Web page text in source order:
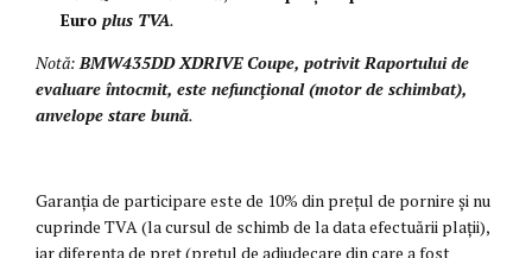
Euro plus TVA.
Notă:BMW435DD XDRIVE Coupe, potrivit Raportului de
evaluare întocmit, este nefuncțional (motor de schimbat),
anvelope stare bună.
Garanția de participare este de 10% din prețul de pornire și nu
cuprinde TVA (la cursul de schimb de la data efectuării plații),
iar diferența de preț (prețul de adjudecare din care a fost